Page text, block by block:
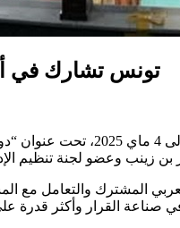
تونس تشارك في
شارك مجلس نواب الشعب في أشغال
المشترك والتعامل مع